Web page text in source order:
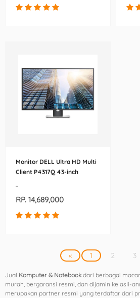
Monitor DELL Ultra HD Multi
Client P4317Q 43-inch
-
RP. 14,689,000
« 1 2 3
Jual Komputer & Notebookdari berbagai
murah, bergaransi resmi, dan dijamin ke asli-
merupakan partner resmi yang terdaftar dari